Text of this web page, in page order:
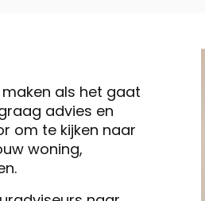
als het gaat
advies en
om te kijken naar
woning,